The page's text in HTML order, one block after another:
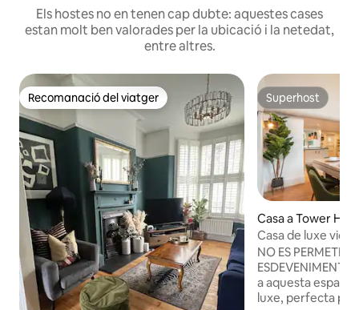
Els hostes no en tenen cap dubte: aquestes cases
estan molt ben valorades per la ubicació i la netedat,
entre altres.
Recomanació del viatger
Recomanació del viatger Superhost
Superhost
Casa a Tower
Casa de luxe
Capacitat per a
NO ES PERMETEN
a aquesta
luxe, perfecta per